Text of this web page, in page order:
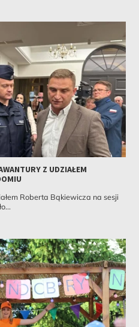
Z UDZIAŁEM
Roberta Bąkiewicza na sesji